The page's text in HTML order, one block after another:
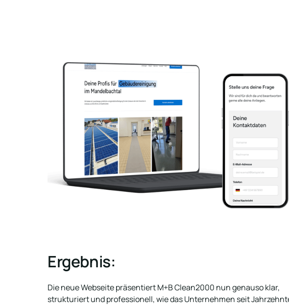
Ergebnis:
Die neue Webseite präsentiert M+B Clean2000 nun genauso klar,
strukturiert und professionell, wie das Unternehmen seit